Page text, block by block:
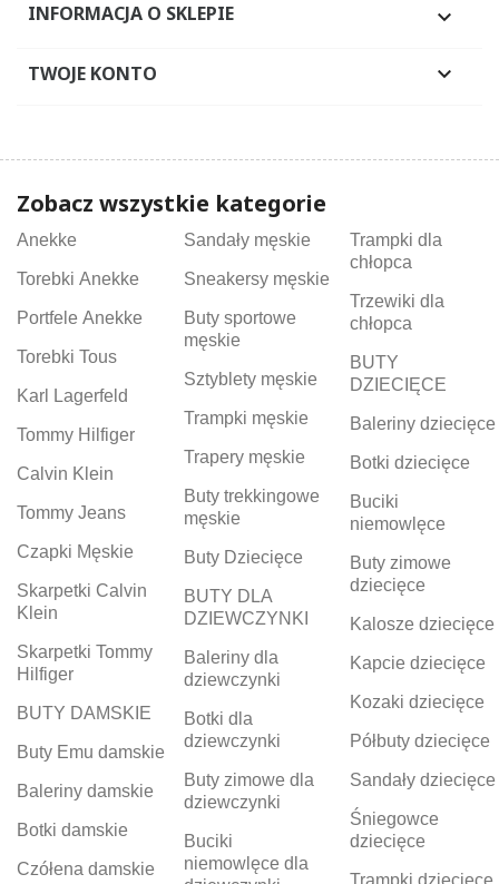
INFORMACJA O SKLEPIE 
TWOJE KONTO 
Zobacz wszystkie kategorie
Anekke
Torebki Anekke
Portfele Anekke
Torebki Tous
Karl Lagerfeld
Tommy Hilfiger
Calvin Klein
Tommy Jeans
Czapki Męskie
Skarpetki Calvin
Klein
Skarpetki Tommy
Hilfiger
BUTY DAMSKIE
Buty Emu damskie
Baleriny damskie
Botki damskie
Czółena damskie
Sandały męskie
Sneakersy męskie
Buty sportowe
męskie
Sztyblety męskie
Trampki męskie
Trapery męskie
Buty trekkingowe
męskie
Buty Dziecięce
BUTY DLA
DZIEWCZYNKI
Baleriny dla
dziewczynki
Botki dla
dziewczynki
Buty zimowe dla
dziewczynki
Buciki
niemowlęce dla
Trampki dla
chłopca
Trzewiki dla
chłopca
BUTY
DZIECIĘCE
Baleriny dziecięce
Botki dziecięce
Buciki
niemowlęce
Buty zimowe
dziecięce
Kalosze dziecięce
Kapcie dziecięce
Kozaki dziecięce
Półbuty dziecięce
Sandały dziecięce
Śniegowce
dziecięce